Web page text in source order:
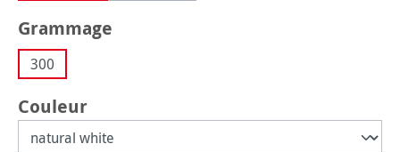
Sélectionnez
Grammage
300
Sélectionnez
Couleur